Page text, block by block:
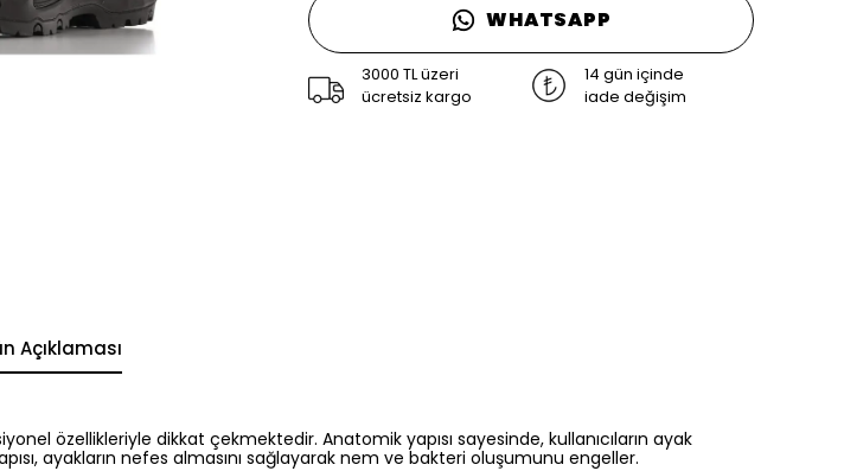
WHATSAPP
3000 TL üzeri
ücretsiz kargo
14 gün içinde
iade değişim
Açıklaması
özellikleriyle dikkat çekmektedir. Anatomik yapısı sayesinde, kullanıcıların ayak
ayakların nefes almasını sağlayarak nem ve bakteri oluşumunu engeller.